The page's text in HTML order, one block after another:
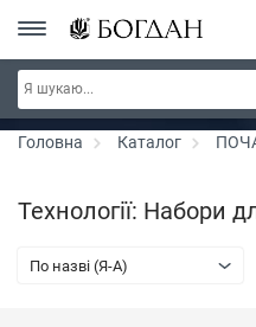
Серія "Чейзіана" ~ знижка
Головна Каталог
Технології: Набори
По назві (Я-А)